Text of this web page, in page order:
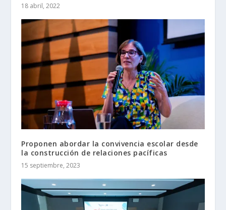
18 abril, 2022
Proponen abordar la convivencia escolar desde
la construcción de relaciones pacíficas
15 septiembre, 2023